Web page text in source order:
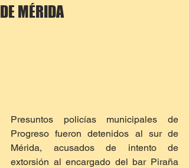
DE MÉRIDA
Presuntos policías municipales de
Progreso fueron detenidos al sur de
Mérida, acusados de intento de
extorsión al encargado del bar Piraña